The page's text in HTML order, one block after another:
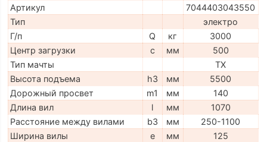
Артикул
7044403043550
Тип
электро
Г/п
Q кг
3000
Центр загрузки
c мм
500
Тип мачты
TX
Высота подъема
h3 мм
5500
Дорожный просвет
m1 мм
140
Длина вил
l мм
1070
Расстояние между вилами
b3 мм
250-1100
Ширина вилы
e мм
125